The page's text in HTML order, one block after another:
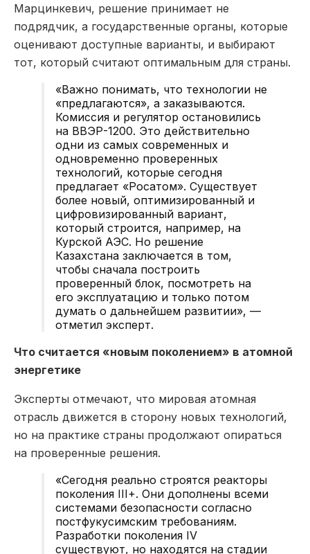
Марцинкевич, решение принимает не
подрядчик, а государственные органы, которые
оценивают доступные варианты, и выбирают
тот, который считают оптимальным для страны.
«Важно понимать, что технологии не
«предлагаются», а заказываются.
Комиссия и регулятор остановились
на ВВЭР-1200. Это действительно
одни из самых современных и
одновременно проверенных
технологий, которые сегодня
предлагает «Росатом». Существует
более новый, оптимизированный и
цифровизированный вариант,
который строится, например, на
Курской АЭС. Но решение
Казахстана заключается в том,
чтобы сначала построить
проверенный блок, посмотреть на
его эксплуатацию и только потом
думать о дальнейшем развитии», —
отметил эксперт.
Что считается «новым поколением» в атомной
энергетике
Эксперты отмечают, что мировая атомная
отрасль движется в сторону новых технологий,
но на практике страны продолжают опираться
на проверенные решения.
«Сегодня реально строятся реакторы
поколения III+. Они дополнены всеми
системами безопасности согласно
постфукусимским требованиям.
Разработки поколения IV
существуют, но находятся на стадии